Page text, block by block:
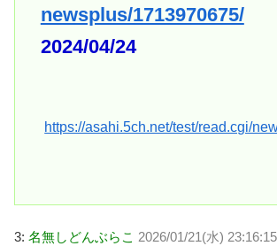
newsplus/1713970675/
2024/04/24
https://asahi.5ch.net/test/read.cgi/
3: 名無しどんぶらこ 2026/01/21(水)